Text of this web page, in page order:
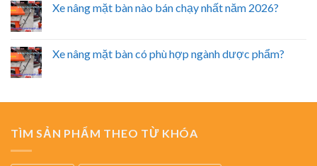
Xe nâng mặt bàn nào bán chạy nhất năm 2026?
Xe nâng mặt bàn có phù hợp ngành dược phẩm?
TÌM SẢN PHẨM THEO TỪ KHÓA